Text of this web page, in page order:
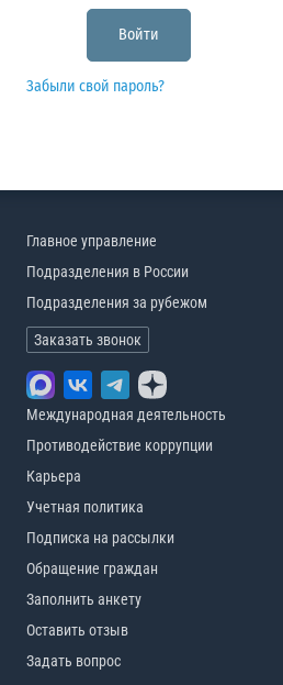
Забыли свой пароль?
Главное управление
Подразделения в России
Подразделения за рубежом
Заказать звонок
Международная деятельность
Противодействие коррупции
Карьера
Учетная политика
Подписка на рассылки
Обращение граждан
Заполнить анкету
Оставить отзыв
Задать вопрос